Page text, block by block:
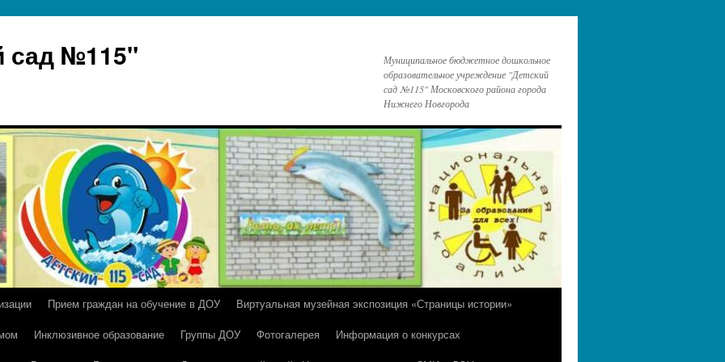
сад №115"
Муниципальное бюджетное дошкольное
образовательное учреждение "Детский
сад №115" Московского района города
Нижнего Новгорода
Прием граждан на обучение в ДОУ
Виртуальная музейная экспозиция «Страницы истории»
Инклюзивное образование Группы ДОУ Фотогалерея
Информация о конкурсах